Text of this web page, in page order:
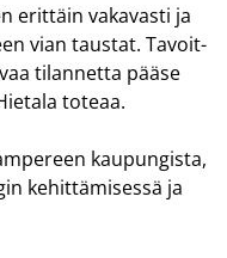
erit­täin va­ka­vas­ti ja
vian taus­tat. Ta­voit­
ti­lan­net­ta pääse
to­te­aa.
kau­pun­gis­ta,
ke­hit­tä­mi­ses­sä ja